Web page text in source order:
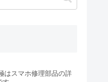
はスマホ修理部品の詳